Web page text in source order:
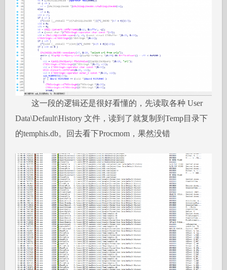
这一段的逻辑还是很好看懂的，先读取各种 User
Data\Default\History 文件，读到了就复制到Temp目录下
的temphis.db。回去看下Procmom，果然没错